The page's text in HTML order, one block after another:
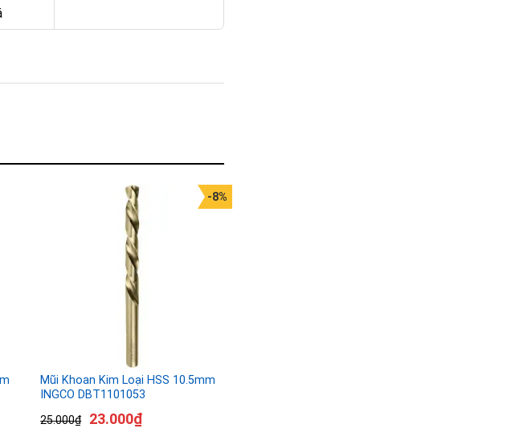
Mũi Khoan Kim Loại HSS 10.5mm
INGCO DBT1101053
25.000₫
-8%
23.000₫